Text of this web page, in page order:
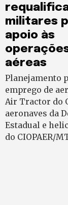
militares
apoio às
aéreas
Planejamento
emprego de
Air Tractor do
aeronaves da
Estadual e
do CIOPAER/